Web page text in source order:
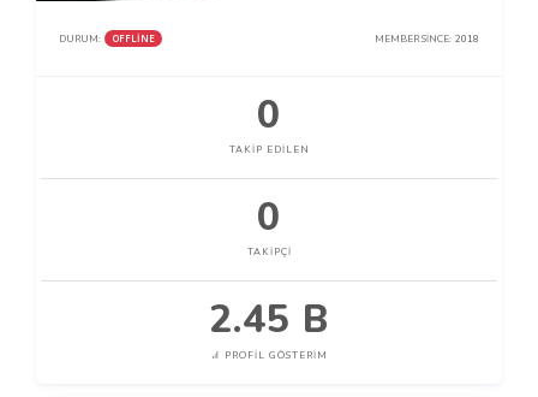
DURUM: OFFLINE MEMBER SINCE: 2018
0
TAKIP EDILEN
0
TAKIPÇI
2.45 B
PROFIL GÖSTERIM